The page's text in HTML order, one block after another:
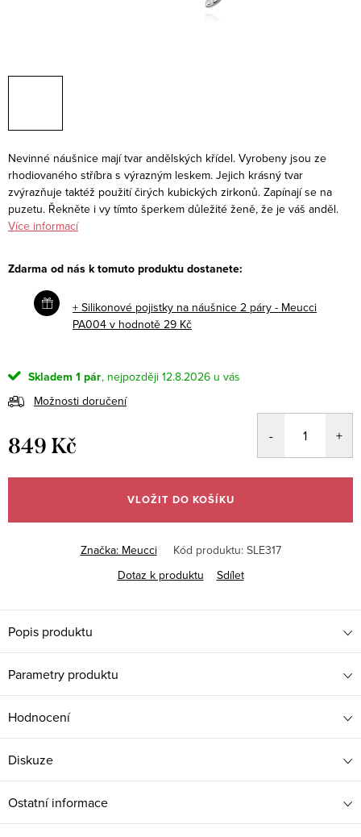
Nevinné náušnice mají tvar andělských křídel. Vyrobeny jsou ze
rhodiovaného stříbra s výrazným leskem. Jejich krásný tvar
zvýrazňuje taktéž použití čirých kubických zirkonů. Zapínají se na
puzetu. Řekněte i vy tímto šperkem důležité ženě, že je váš anděl.
Více informací
Zdarma od nás k tomuto produktu dostanete:
+ Silikonové pojistky na náušnice 2 páry - Meucci
PA004 v hodnotě 29 Kč
Skladem 1 pár
12.8.2026
Možnosti doručení
849 Kč
cena:
VLOŽIT DO KOŠÍKU
Značka: Meucci Kód produktu: SLE317
Dotaz k produktu
Sdílet
Popis produktu
Parametry produktu
Hodnocení
Diskuze
Ostatní informace